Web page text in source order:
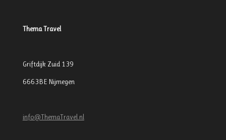
Thema Travel
Griftdijk Zuid 139
6663BE Nijmegen
info@ThemaTravel.nl